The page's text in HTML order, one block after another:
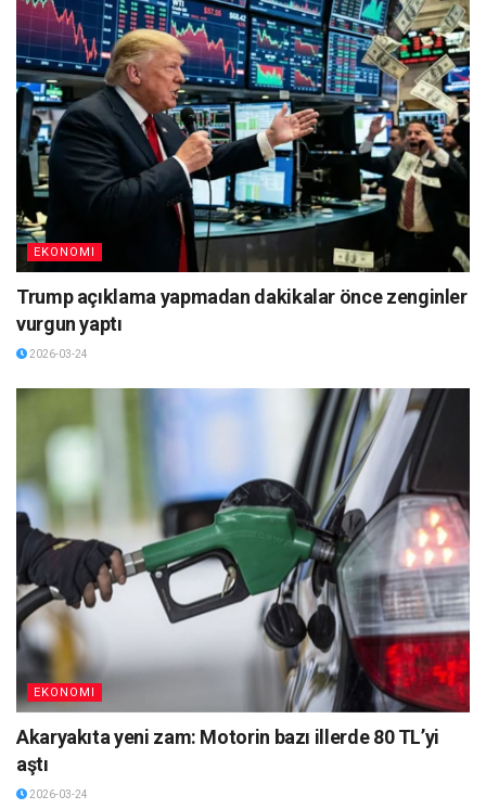
EKONOMI
Trump açıklama yapmadan dakikalar önce zenginler
vurgun yaptı
2026-03-24
EKONOMI
Akaryakıta yeni zam: Motorin bazı illerde 80 TL’yi
aştı
2026-03-24